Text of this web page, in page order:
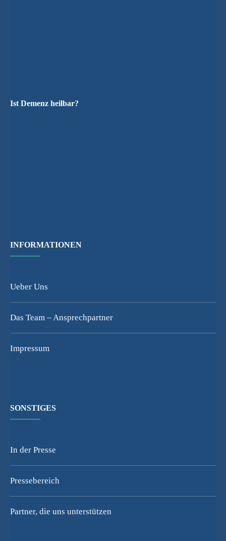
Ist Demenz heilbar?
INFORMATIONEN
Ueber Uns
Das Team – Ansprechpartner
Impressum
SONSTIGES
In der Presse
Pressebereich
Partner, die uns unterstützen